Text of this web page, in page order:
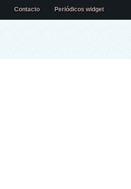
Contacto Periódicos widget